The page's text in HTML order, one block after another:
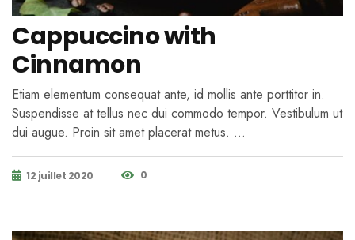
Cappuccino with
Cinnamon
Etiam elementum consequat ante, id mollis ante porttitor in.
Suspendisse at tellus nec dui commodo tempor. Vestibulum ut
dui augue. Proin sit amet placerat metus. …
12 juillet 2020 0